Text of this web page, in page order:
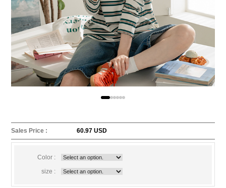
Sales Price : 60.97 USD
Color :
size :